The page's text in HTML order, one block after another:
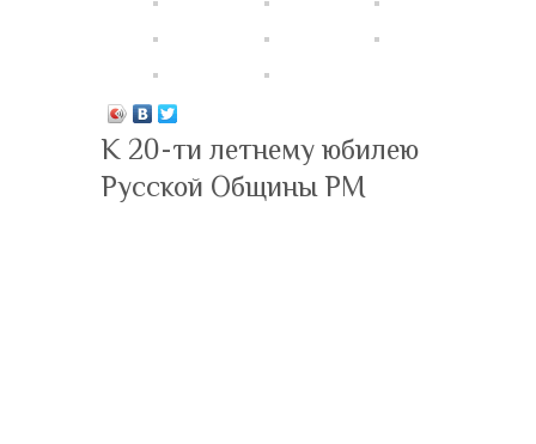
К 20-ти летнему юбилею
Русской Общины РМ